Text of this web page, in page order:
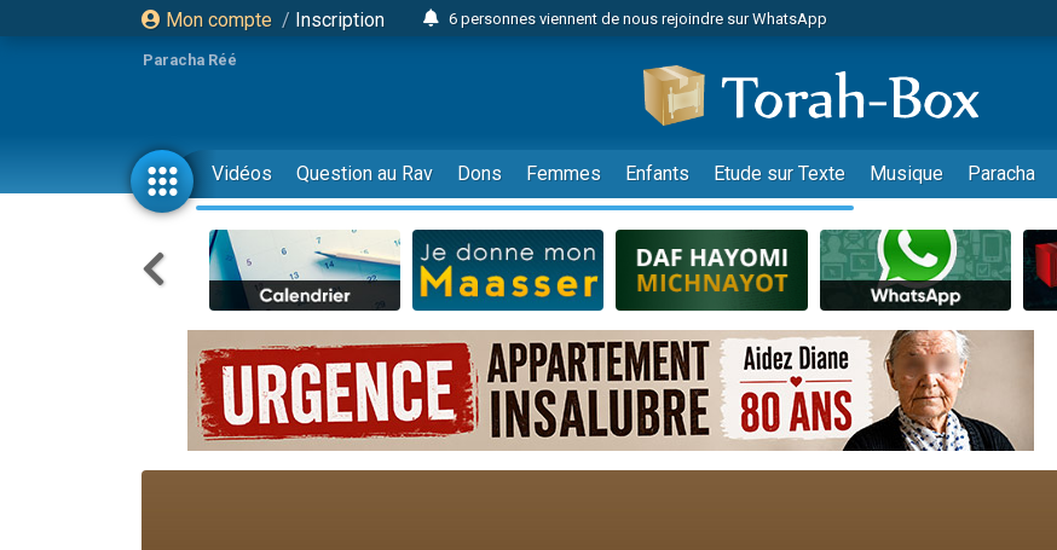
Mon compte / Inscription
6 personnes viennent de nous rejoindre sur WhatsApp
2 personnes viennent de faire un don pour 1 Journée de Vacances Pour les Enfants
17 personnes viennent de demander une bénédiction
4 personnes viennent de nous rejoindre sur WhatsApp
Il reste 49 places pour étudier en groupe sur Zoom
23 personnes viennent de faire un don pour Diane, 80 ans, dans un appartement
Eva vient de donner son Maasser
4 personnes viennent de nous rejoindre sur WhatsApp
3 personnes viennent de nous rejoindre sur WhatsApp
3 personnes viennent de faire un don pour 5 jours de vacances aux Orphelins
Odaya vient de donner son Maasser
13 personnes viennent de demander une bénédiction
Paracha Réé
Vidéos Question au Rav Dons Femmes Enfants Etude sur Texte Musique Paracha